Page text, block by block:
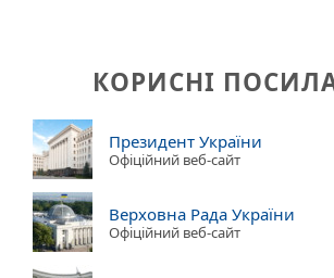
КОРИСНІ
Президент України
Офіційний веб-сайт
Верховна Рада України
Офіційний веб-сайт